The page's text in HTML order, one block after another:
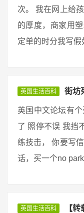
次。 我在网上给
的厚度，商家用
定单的时分我写假
英国生活百科 街坊
英国中文论坛有
了 照停不误 我挡
练技击， 你要写
话，买一个no
英国生活百科
【